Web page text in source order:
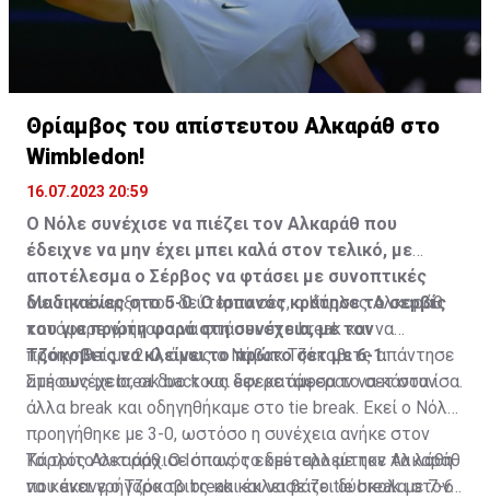
Θρίαμβος του απίστευτου Αλκαράθ στο
Wimbledon!
16.07.2023 20:59
Ο Νόλε συνέχισε να πιέζει τον Αλκαράθ που
έδειχνε να μην έχει μπει καλά στον τελικό, με
αποτέλεσμα ο Σέρβος να φτάσει με συνοπτικές
διαδικασίες στο 5-0. Ο Ισπανός κράτησε το σερβίς
του για πρώτη φορά στη συνέχεια, με τον
Τζόκοβιτς να κλείνει το πρώτο σετ με 6-1.
Με την έναρξη του δεύτερου σετ, ο Κάρλος Αλκαράθ
κατάφερε γρήγορα να φτάσει στο break και να
προηγηθεί με 2-0, όμως ο Νόβακ Τζόκοβιτς απάντησε
αμέσως με break back και έφερε άμεσα το σετ στα ίσα.
Στη συνέχεια, οι δυο τους δεν κατάφεραν να κάνουν
άλλα break και οδηγηθήκαμε στο tie break. Εκεί ο Νόλε
προηγήθηκε με 3-0, ωστόσο η συνέχεια ανήκε στον
Κάρλος Αλκαράθ. Ο Ισπανός εκμεταλλεύτηκε τα λάθη
που έκανε ο Τζόκοβιτς και έκλεισε το tie break με 7-6
Το τρίτο σετ άρχισε όπως το δεύτερο με τον Αλκαράθ
να κάνει γρήγορα το break και να βάζει δύσκολα στον